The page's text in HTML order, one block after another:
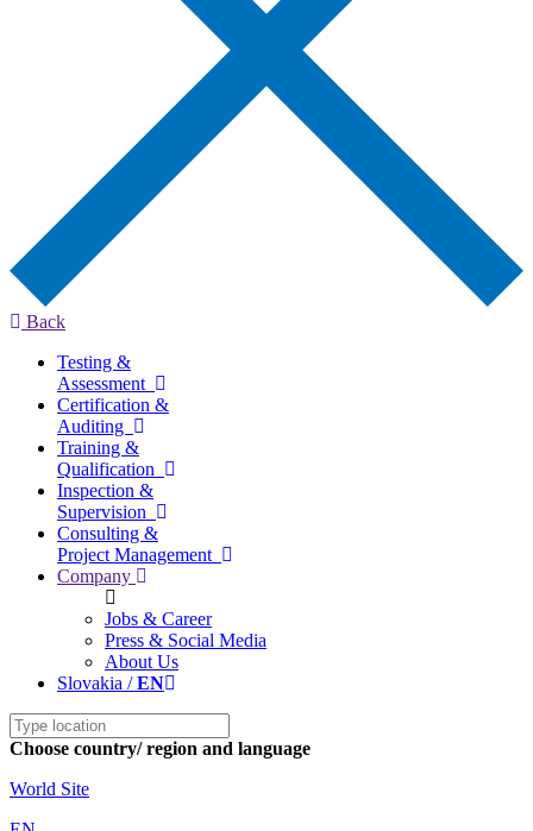
Back
Testing &
Assessment
Certification &
Auditing
Training &
Qualification
Inspection &
Supervision
Consulting &
Project Management
Company
Jobs & Career
Press & Social Media
About Us
Slovakia /EN
Choose country/ region and language
World Site